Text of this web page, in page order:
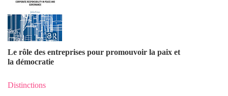
Le rôle des entreprises pour promouvoir la paix et
la démocratie
Distinctions